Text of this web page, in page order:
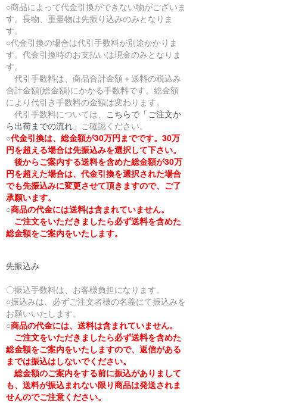
○商品によって代金引換ができない物がございま
す。長物、重量物は先振り込みのみとなりま
す。
○代金引換の場合は代引手数料が別途かかりま
す。代金引換時のお支払いは現金のみとなりま
す。
代引手数料は、商品合計金額＋送料の税込み
合計金額(総金額)にかかる手数料です。総金額
により代引き手数料の金額は変わります。
代引手数料については、 こちらで「ご注文か
ら出荷までの流れ」 ご確認ください。
○代金引換は、総金額が30万円までです。30万
円を超える場合は先振込みを選択して下さい。
後からご案内する送料を含めた総金額が30万
円を超えた場合は、代金引換を選択された場合
でも先振込みに変更させて頂きますので、ご了
承願います。
○商品の代金には送料は含まれていません。
ご注文をいただきましたら必ず送料を含めた
総金額をご案内をいたします。
先振込み
〇振込手数料は、お客様負担になります。
○振込みは、必ずご注文者様の名義にて振込みを
お願いいたします。
○商品の代金には、送料は含まれていません。
ご注文をいただきましたら必ず送料を含めた
総金額をご案内をいたしますので、返信がある
までは振込はしないでください。
総金額のご案内をする前に振込がありまして
も、送料が振込まれない限り商品は発送されま
せんのでご注意ください。